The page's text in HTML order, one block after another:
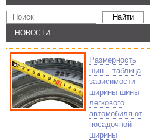
НОВОСТИ
Размерность
шин – таблица
зависимости
ширины шины
легкового
автомобиля от
посадочной
ширины